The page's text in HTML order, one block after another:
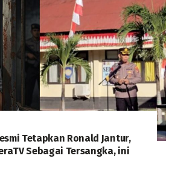
Tetapkan Ronald Jantur,
Sebagai Tersangka, ini